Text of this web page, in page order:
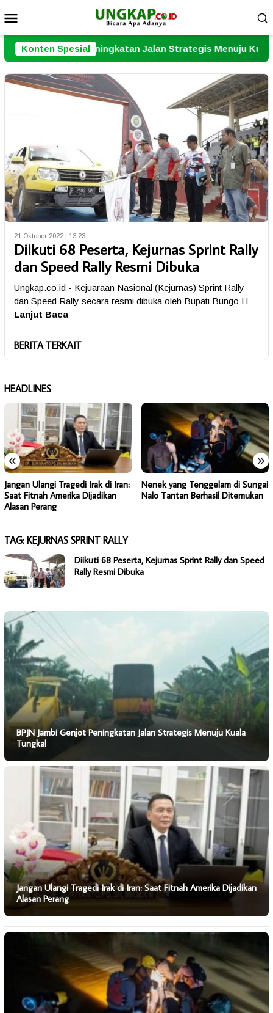
ke
kontenMobile
Konten SpesialJalan Strategis Menuju Kuala Tungkal
21 Oktober 2022 | 13:23
Diikuti 68 Peserta, Kejurnas Sprint Rally
dan Speed Rally Resmi Dibuka
Ungkap.co.id - Kejuaraan Nasional (Kejurnas) Sprint Rally
dan Speed Rally secara resmi dibuka oleh Bupati Bungo H
Lanjut Baca
BERITA TERKAIT
HEADLINES
« »
Jangan Ulangi Tragedi Irak di Iran:
Saat Fitnah Amerika Dijadikan
Alasan Perang
Nenek yang Tenggelam di Sungai
Nalo Tantan Berhasil Ditemukan
TAG: KEJURNAS SPRINT RALLY
Diikuti 68 Peserta, Kejurnas Sprint Rally dan Speed
Rally Resmi Dibuka
BPJN Jambi Genjot Peningkatan Jalan Strategis Menuju Kuala
Tungkal
Jangan Ulangi Tragedi Irak di Iran: Saat Fitnah Amerika Dijadikan
Alasan Perang